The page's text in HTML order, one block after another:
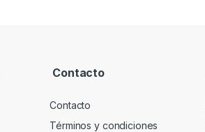
Contacto
Contacto
Términos y condiciones